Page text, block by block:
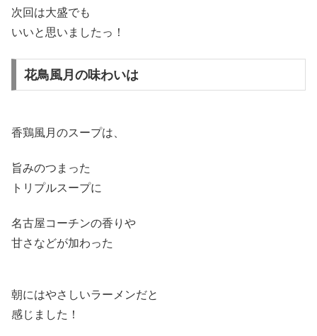
次回は大盛でも
いいと思いましたっ！
花鳥風月の味わいは
香鶏風月のスープは、
旨みのつまった
トリプルスープに
名古屋コーチンの香りや
甘さなどが加わった
朝にはやさしいラーメンだと
感じました！